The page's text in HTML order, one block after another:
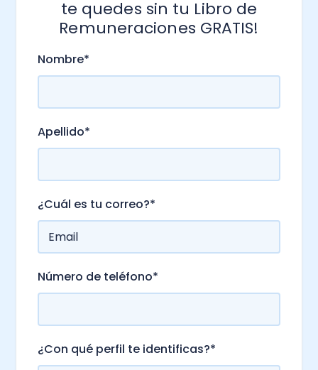
te quedes sin tu Libro de
Remuneraciones GRATIS!
Nombre*
Apellido*
¿Cuál es tu correo?*
Número de teléfono*
¿Con qué perfil te identificas?*